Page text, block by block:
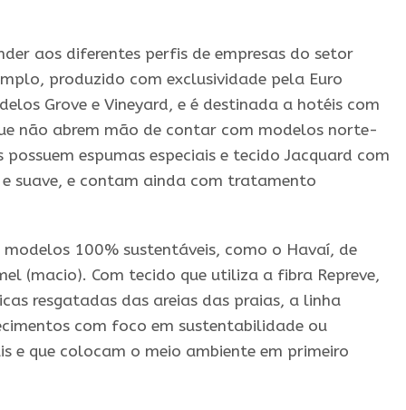
aos diferentes perfis de empresas do setor
produzido com exclusividade pela Euro
Grove e Vineyard, e é destinada a hotéis com
não abrem mão de contar com modelos norte-
espumas especiais e tecido Jacquard com
suave, e contam ainda com tratamento
100% sustentáveis, como o Havaí, de
(macio). Com tecido que utiliza a fibra Repreve,
resgatadas das areias das praias, a linha
com foco em sustentabilidade ou
e que colocam o meio ambiente em primeiro